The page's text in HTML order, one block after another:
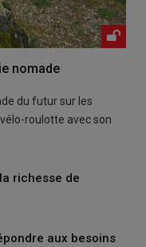
nomade
du futur sur les
roulotte avec son
richesse de
aux besoins